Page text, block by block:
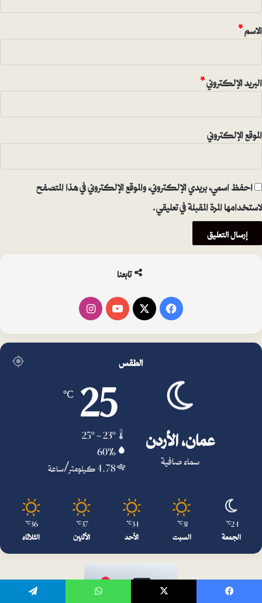
ق
*
الاسم*
البريد الإلكتروني*
الموقع الإلكتروني
احفظ اسمي، بريدي الإلكتروني، والموقع الإلكتروني في هذا المتصفح
لاستخدامها المرة المقبلة في تعليقي.
تابعنا
فيسبوك ‫X
‫YouTubeانستقرام
الطقس
عمان، الأردن
سماء صافية
25
℃
25º - 23º
60%
4.78 كيلومتر/ساعة
24
℃
الجمعة
31
℃
السبت
34
℃
الأحد
37
℃
الأثنين
36
℃
الثلاثاء